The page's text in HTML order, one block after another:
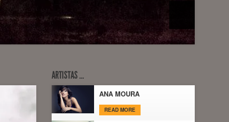
ARTISTAS …
ANA MOURA
READ MORE